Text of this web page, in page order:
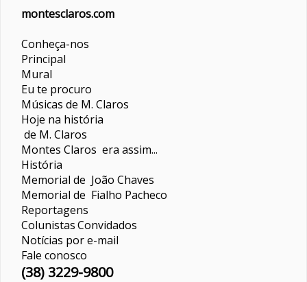
montesclaros.com
Conheça-nos
Principal
Mural
Eu te procuro
Músicas de M. Claros
Hoje na história
de M. Claros
Montes Claros era assim...
História
Memorial de João Chaves
Memorial de Fialho Pacheco
Reportagens
ColunistasConvidados
Notícias por e-mail
Fale conosco
(38) 3229-9800